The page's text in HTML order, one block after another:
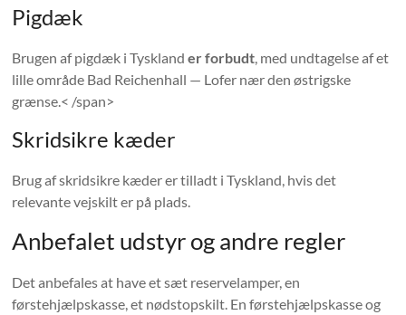
Pigdæk
Brugen af ​​pigdæk i Tysklander forbudt , med undtagelse af et
lille område Bad Reichenhall — Lofer nær den østrigske
grænse.< /span>
Skridsikre kæder
Brug af skridsikre kæder er tilladt i Tyskland, hvis det
relevante vejskilt er på plads.
Anbefalet udstyr og andre regler
Det anbefales at have et sæt reservelamper, en
førstehjælpskasse, et nødstopskilt. En førstehjælpskasse og